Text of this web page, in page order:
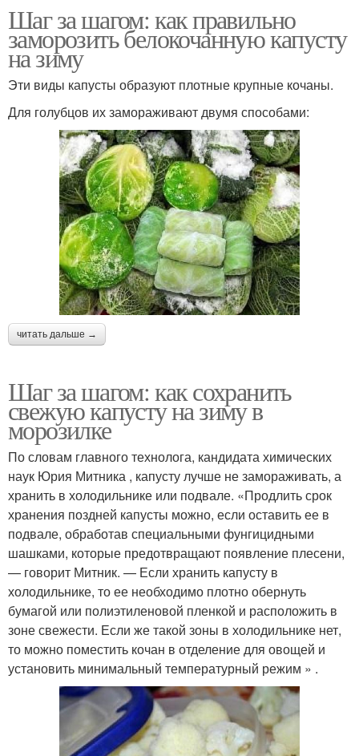
Шаг за шагом: как правильно
заморозить белокочанную капусту
на зиму
Эти виды капусты образуют плотные крупные кочаны.
Для голубцов их замораживают двумя способами:
читать дальше →
Шаг за шагом: как сохранить
свежую капусту на зиму в
морозилке
По словам главного технолога, кандидата химических
наук Юрия Митника , капусту лучше не замораживать, а
хранить в холодильнике или подвале. «Продлить срок
хранения поздней капусты можно, если оставить ее в
подвале, обработав специальными фунгицидными
шашками, которые предотвращают появление плесени,
— говорит Митник. — Если хранить капусту в
холодильнике, то ее необходимо плотно обернуть
бумагой или полиэтиленовой пленкой и расположить в
зоне свежести. Если же такой зоны в холодильнике нет,
то можно поместить кочан в отделение для овощей и
установить минимальный температурный режим » .